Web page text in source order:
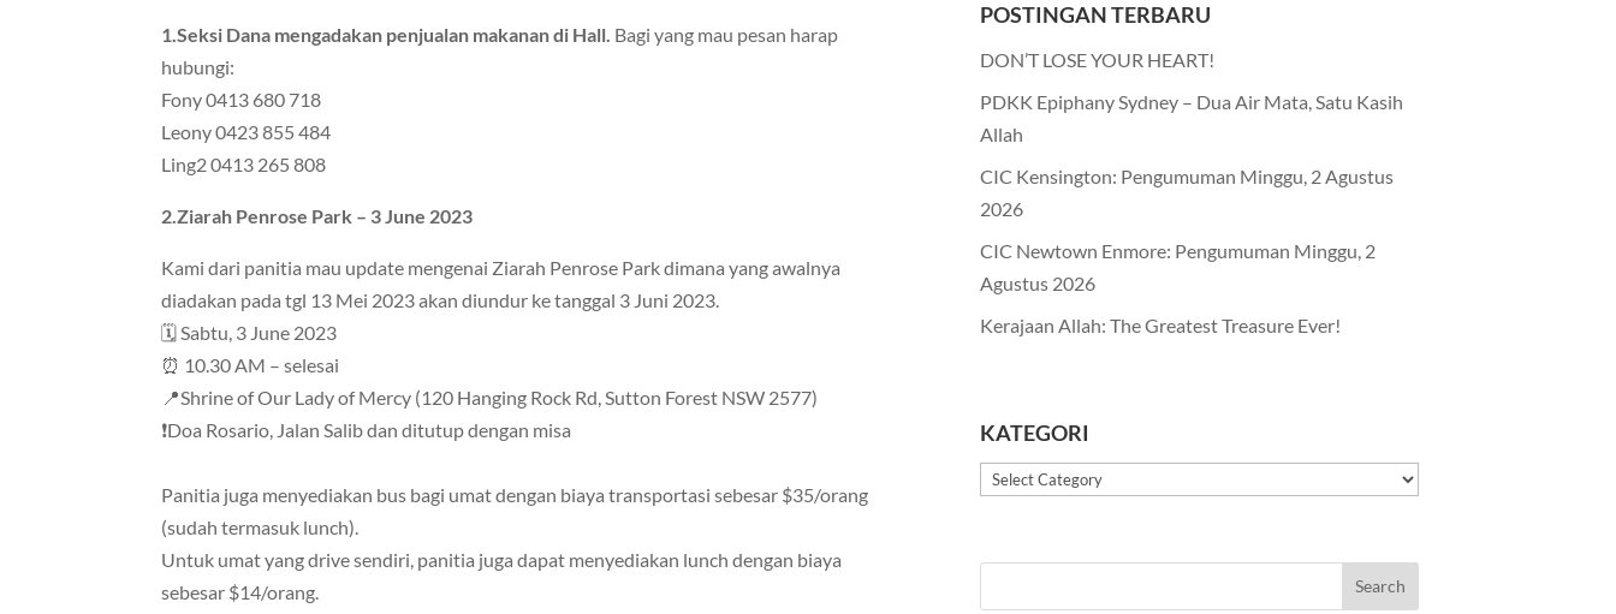
1.Seksi Dana mengadakan penjualan makanan di Hall. Bagi yang mau pesan harap
hubungi:
Fony 0413 680 718
Leony 0423 855 484
Ling2 0413 265 808
2.Ziarah Penrose Park – 3 June 2023
Kami dari panitia mau update mengenai Ziarah Penrose Park dimana yang awalnya
diadakan pada tgl 13 Mei 2023 akan diundur ke tanggal 3 Juni 2023.
🗓 Sabtu, 3 June 2023
⏰ 10.30 AM – selesai
📍Shrine of Our Lady of Mercy (120 Hanging Rock Rd, Sutton Forest NSW 2577)
❗Doa Rosario, Jalan Salib dan ditutup dengan misa
Panitia juga menyediakan bus bagi umat dengan biaya transportasi sebesar $35/orang
(sudah termasuk lunch).
Untuk umat yang drive sendiri, panitia juga dapat menyediakan lunch dengan biaya
sebesar $14/orang.
POSTINGAN TERBARU
DON’T LOSE YOUR HEART!
PDKK Epiphany Sydney – Dua Air Mata, Satu Kasih
Allah
CIC Kensington: Pengumuman Minggu, 2 Agustus
2026
CIC Newtown Enmore: Pengumuman Minggu, 2
Agustus 2026
Kerajaan Allah: The Greatest Treasure Ever!
KATEGORI
Kategori